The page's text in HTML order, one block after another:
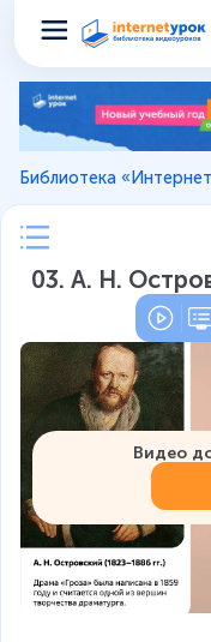
Библиотека
03. А. Н.
Видео